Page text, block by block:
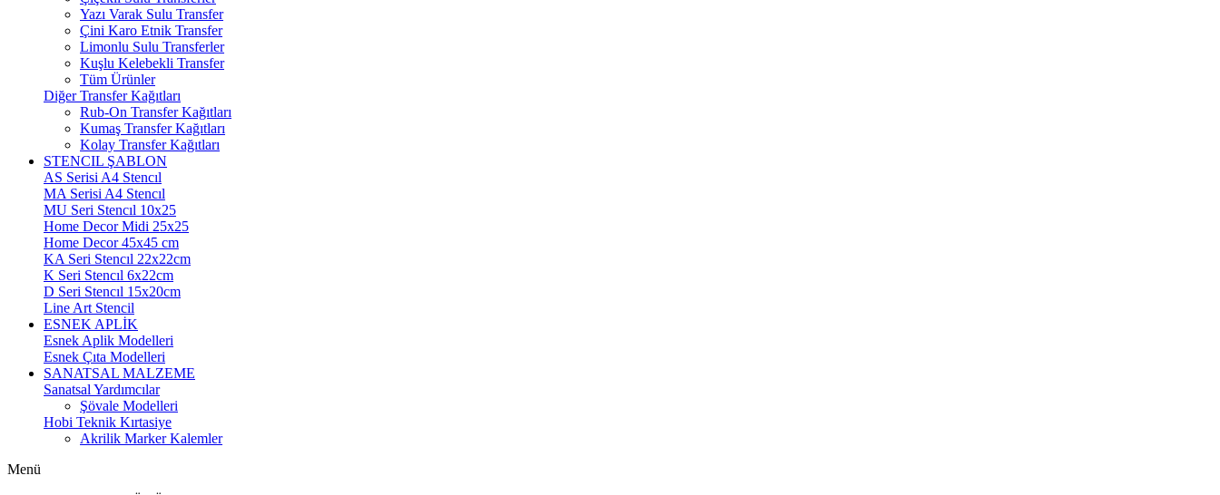
Yazı Varak Sulu Transfer
Çini Karo Etnik Transfer
Limonlu Sulu Transferler
Kuşlu Kelebekli Transfer
Tüm Ürünler
Diğer Transfer Kağıtları
Rub-On Transfer Kağıtları
Kumaş Transfer Kağıtları
Kolay Transfer Kağıtları
STENCIL ŞABLON
AS Serisi A4 Stencıl
MA Serisi A4 Stencıl
MU Seri Stencıl 10x25
Home Decor Midi 25x25
Home Decor 45x45 cm
KA Seri Stencıl 22x22cm
K Seri Stencıl 6x22cm
D Seri Stencıl 15x20cm
Line Art Stencil
ESNEK APLİK
Esnek Aplik Modelleri
Esnek Çıta Modelleri
SANATSAL MALZEME
Sanatsal Yardımcılar
Şövale Modelleri
Hobi Teknik Kırtasiye
Akrilik Marker Kalemler
Menü